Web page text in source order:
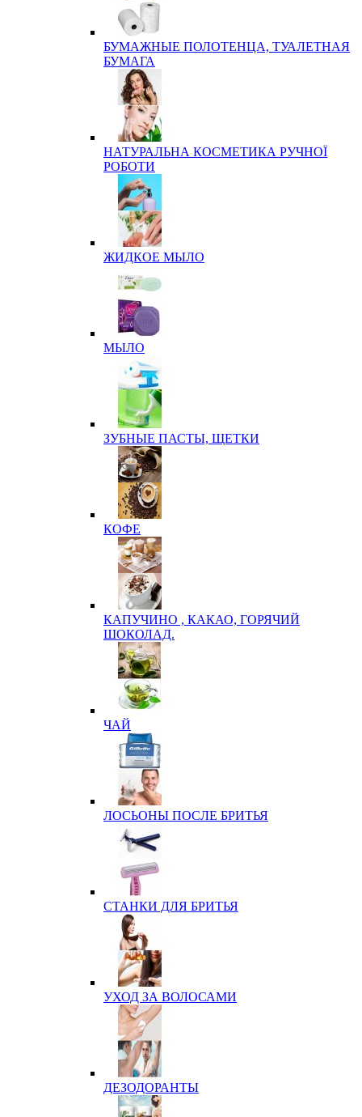
БУМАЖНЫЕ ПОЛОТЕНЦА, ТУАЛЕТНАЯ
БУМАГА
НАТУРАЛЬНА КОСМЕТИКА РУЧНОЇ
РОБОТИ
ЖИДКОЕ МЫЛО
МЫЛО
ЗУБНЫЕ ПАСТЫ, ЩЕТКИ
КОФЕ
КАПУЧИНО , КАКАО, ГОРЯЧИЙ
ШОКОЛАД.
ЧАЙ
ЛОСЬОНЫ ПОСЛЕ БРИТЬЯ
СТАНКИ ДЛЯ БРИТЬЯ
УХОД ЗА ВОЛОСАМИ
ДЕЗОДОРАНТЫ